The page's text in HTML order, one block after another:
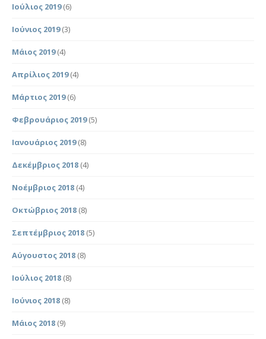
Ιούλιος 2019(6)
Ιούνιος 2019(3)
Μάιος 2019(4)
Απρίλιος 2019(4)
Μάρτιος 2019(6)
Φεβρουάριος 2019(5)
Ιανουάριος 2019(8)
Δεκέμβριος 2018 (4)
Νοέμβριος 2018 (4)
Οκτώβριος 2018 (8)
Σεπτέμβριος 2018 (5)
Αύγουστος 2018 (8)
Ιούλιος 2018 (8)
Ιούνιος 2018 (8)
Μάιος 2018 (9)